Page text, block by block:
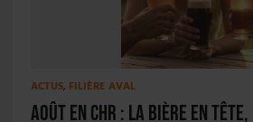
ACTUS, FILIÈRE AVAL
Août en CHR : la bière en